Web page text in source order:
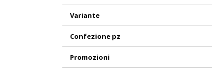
Variante
Confezione pz
Promozioni